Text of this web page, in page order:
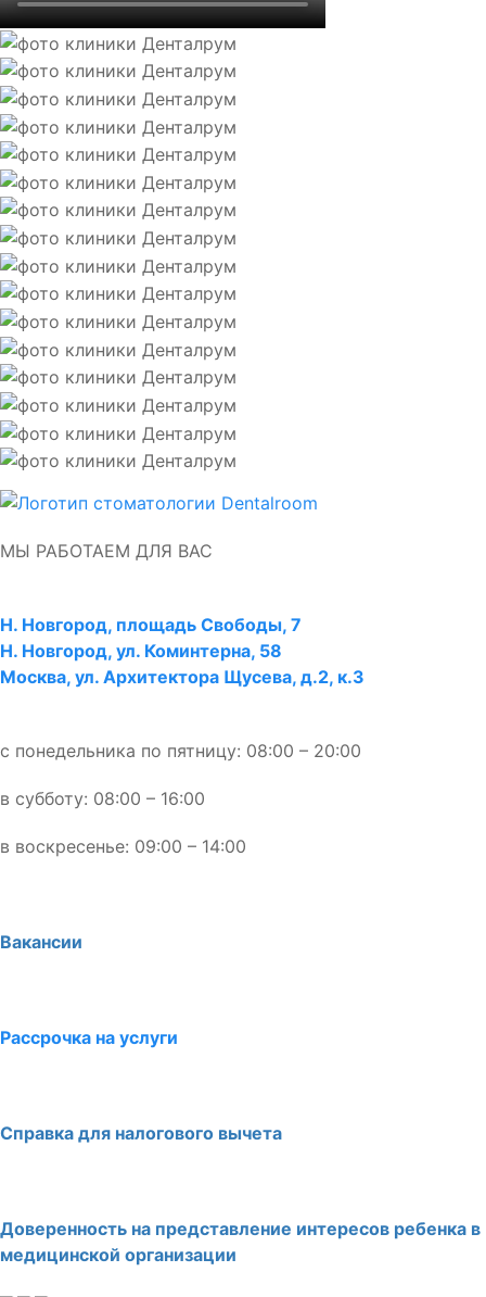
МЫ РАБОТАЕМ ДЛЯ ВАС
Н. Новгород, площадь Свободы, 7
Н. Новгород, ул. Коминтерна, 58
Москва, ул. Архитектора Щусева, д.2, к.3
с понедельника по пятницу: 08:00 – 20:00
в субботу: 08:00 – 16:00
в воскресенье: 09:00 – 14:00
Вакансии
Рассрочка на услуги
Справка для налогового вычета
Доверенность на представление интересов ребенка в
медицинской организации